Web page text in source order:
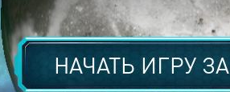
НАЧАТЬ ИГРУ ЗА